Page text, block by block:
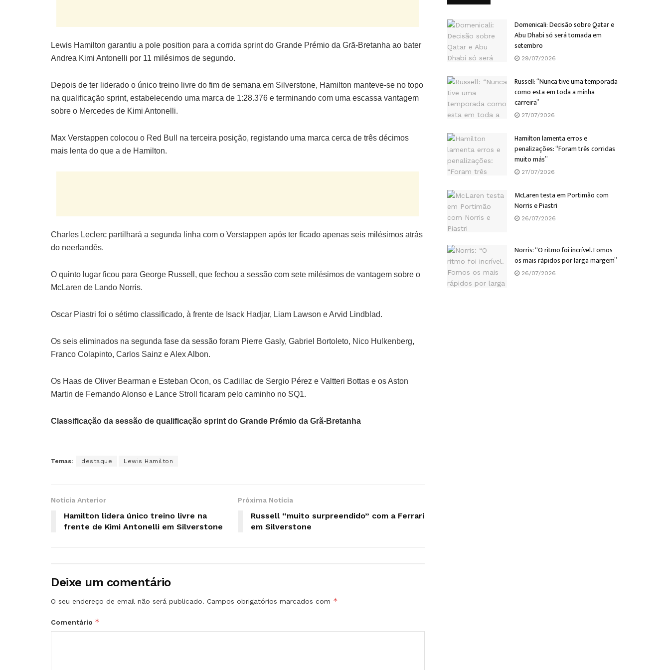
Lewis Hamilton garantiu a pole position para a corrida sprint do Grande Prémio da Grã-Bretanha ao bater
Andrea Kimi Antonelli por 11 milésimos de segundo.
Depois de ter liderado o único treino livre do fim de semana em Silverstone, Hamilton manteve-se no topo
na qualificação sprint, estabelecendo uma marca de 1:28.376 e terminando com uma escassa vantagem
sobre o Mercedes de Kimi Antonelli.
Max Verstappen colocou o Red Bull na terceira posição, registando uma marca cerca de três décimos
mais lenta do que a de Hamilton.
Charles Leclerc partilhará a segunda linha com o Verstappen após ter ficado apenas seis milésimos atrás
do neerlandês.
O quinto lugar ficou para George Russell, que fechou a sessão com sete milésimos de vantagem sobre o
McLaren de Lando Norris.
Oscar Piastri foi o sétimo classificado, à frente de Isack Hadjar, Liam Lawson e Arvid Lindblad.
Os seis eliminados na segunda fase da sessão foram Pierre Gasly, Gabriel Bortoleto, Nico Hulkenberg,
Franco Colapinto, Carlos Sainz e Alex Albon.
Os Haas de Oliver Bearman e Esteban Ocon, os Cadillac de Sergio Pérez e Valtteri Bottas e os Aston
Martin de Fernando Alonso e Lance Stroll ficaram pelo caminho no SQ1.
Classificação da sessão de qualificação sprint do Grande Prémio da Grã-Bretanha
Temas: destaque Lewis Hamilton
Notícia Anterior
Hamilton lidera único treino livre na
frente de Kimi Antonelli em Silverstone
Próxima Notícia
Russell “muito surpreendido” com a Ferrari
em Silverstone
Deixe um comentário
O seu endereço de email não será publicado. Campos obrigatórios marcados com *
Comentário *
Domenicali: Decisão sobre Qatar e
Abu Dhabi só será tomada em
setembro
29/07/2026
Russell: “Nunca tive uma temporada
como esta em toda a minha
carreira”
27/07/2026
Hamilton lamenta erros e
penalizações: “Foram três corridas
muito más”
27/07/2026
McLaren testa em Portimão com
Norris e Piastri
26/07/2026
Norris: “O ritmo foi incrível. Fomos
os mais rápidos por larga margem”
26/07/2026